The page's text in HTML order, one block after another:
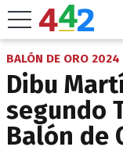
BALÓN DE ORO 2024
Dibu
segundo
Balón de